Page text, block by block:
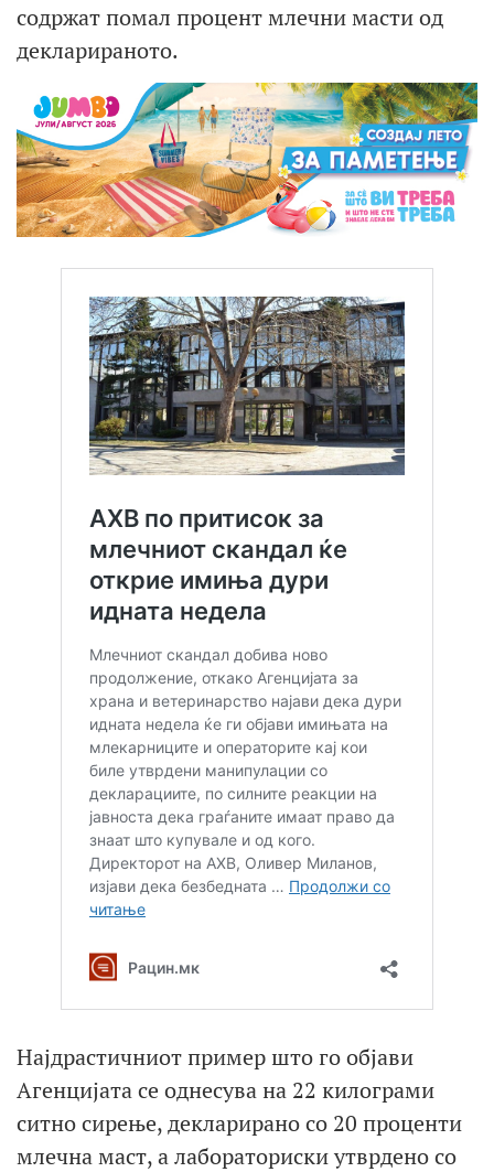
содржат помал процент млечни масти од
декларираното.
Најдрастичниот пример што го објави
Агенцијата се однесува на 22 килограми
ситно сирење, декларирано со 20 проценти
млечна маст, а лабораториски утврдено со